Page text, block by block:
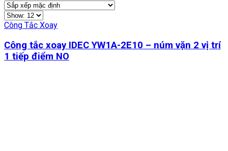
Công Tắc Xoay
Công tắc xoay IDEC YW1A-2E10 – núm vặn 2 vị trí
1 tiếp điểm NO